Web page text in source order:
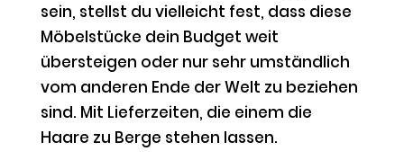
sein, stellst du vielleicht fest, dass diese
Möbelstücke dein Budget weit
übersteigen oder nur sehr umständlich
vom anderen Ende der Welt zu beziehen
sind. Mit Lieferzeiten, die einem die
Haare zu Berge stehen lassen.